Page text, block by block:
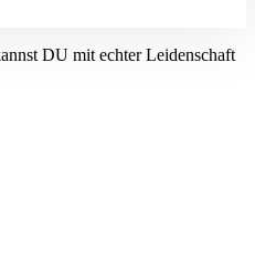
DU mit echter Leidenschaft